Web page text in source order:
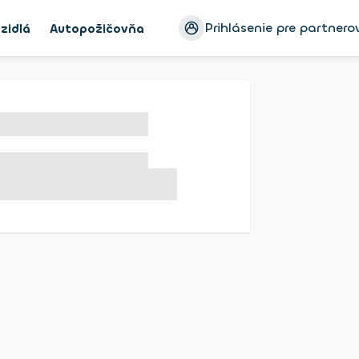
Autopožičovňa Ayvens Bike Blog
Prihlásenie pre